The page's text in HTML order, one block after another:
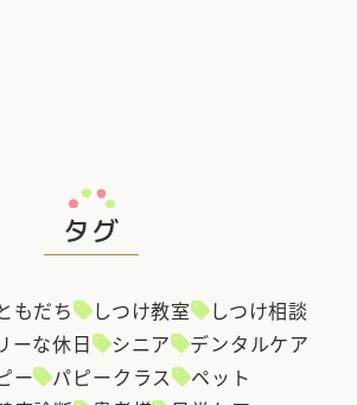
タグ
もだち しつけ教室
しつけ相談
ーな休日 シニア
デンタルケア
ー パピークラス
ペット